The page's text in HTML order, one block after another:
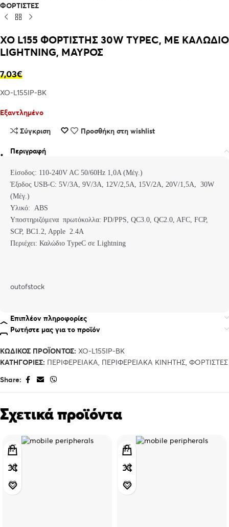
ΦΟΡΤΙΣΤΕΣ
XO L155 ΦΟΡΤΙΣΤΗΣ 30W TYPEC, ΜΕ ΚΑΛΩΔΙΟ
LIGHTNING, ΜΑΥΡΟΣ
7,03€
XO-L155IP-BK
Εξαντλημένο
Σύγκριση
Προσθήκη στη wishlist
Περιγραφή
Είσοδος: 110-240V AC 50/60Hz 1,0A (Μέγ.)
Έξοδος USB-C: 5V/3A, 9V/3A, 12V/2,5A, 15V/2A, 20V/1,5A, 30W
(Μέγ.)
Υλικό: ABS
Υποστηριζόμενα πρωτόκολλα: PD/PPS, QC3.0, QC2.0, AFC, FCP,
SCP, BC1.2, Apple 2.4A
Περιέχει: Καλώδιο TypeC σε Lightning
outofstock
Επιπλέον πληροφορίες
Ρωτήστε μας για το προϊόν
ΚΩΔΙΚΌΣ ΠΡΟΪΌΝΤΟΣ: XO-L155IP-BK
ΚΑΤΗΓΟΡΊΕΣ: ΠΕΡΙΦΕΡΕΙΑΚΑ, ΠΕΡΙΦΕΡΕΙΑΚΑ ΚΙΝΗΤΗΣ, ΦΟΡΤΙΣΤΕΣ
Share:
Σχετικά προϊόντα